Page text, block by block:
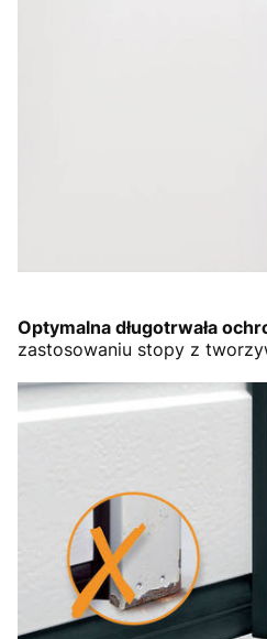
Optymalna długotrwała
zastosowaniu stopy z